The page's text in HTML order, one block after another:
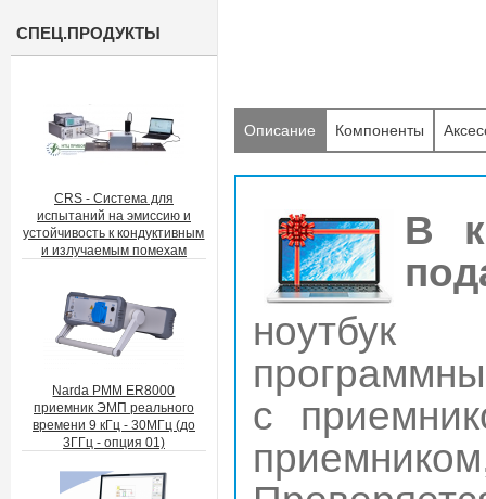
СПЕЦ.ПРОДУКТЫ
CRS - Система для
испытаний на эмиссию и
устойчивость к кондуктивным
и излучаемым помехам
Narda PMM ER8000
приемник ЭМП реального
времени 9 кГц - 30МГц (до
3ГГц - опция 01)
Описание Компоненты
В
ноутбук
с